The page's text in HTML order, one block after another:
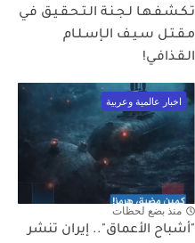
تـكـشـفـهـا لـجـنـة الـتـحـقـيـق فـي
مـقـتـل سـيـف الـإسـلـام
الـقـذافـي!
اخبار عالمية وعربية
منذ بضع لحظات
"أشباح الأعماق".. إيران تنشر